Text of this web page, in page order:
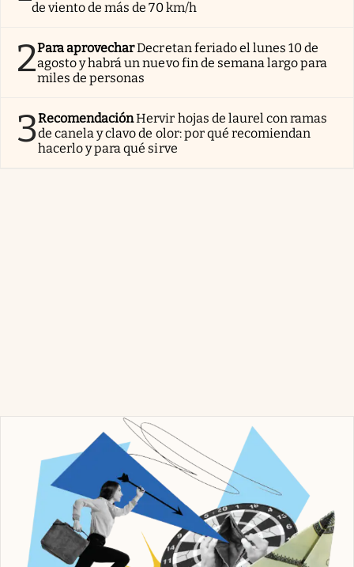
de viento de más de 70 km/h
2Para aprovecharDecretan feriado el lunes 10 de
agosto y habrá un nuevo fin de semana largo para
miles de personas
3RecomendaciónHervir hojas de laurel con ramas
de canela y clavo de olor: por qué recomiendan
hacerlo y para qué sirve